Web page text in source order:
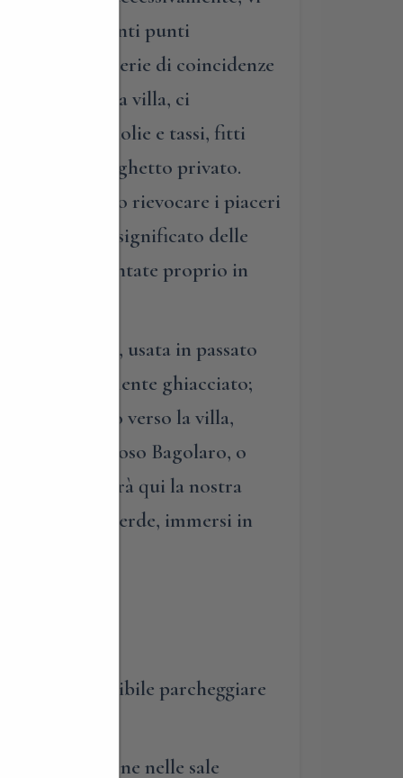
più interessanti punti
per una serie di coincidenze
dalla villa, ci
di magnolie e tassi, fitti
al grande laghetto privato.
bellissimo rievocare i piaceri
sveleremo il significato delle
scelte e piantate proprio in
usata in passato
completamente ghiacciato;
Risaliremo verso la villa,
un maestoso Bagolaro, o
Terminerà qui la nostra
relax nel verde, immersi in
E’ possibile parcheggiare
pranzi e cene nelle sale